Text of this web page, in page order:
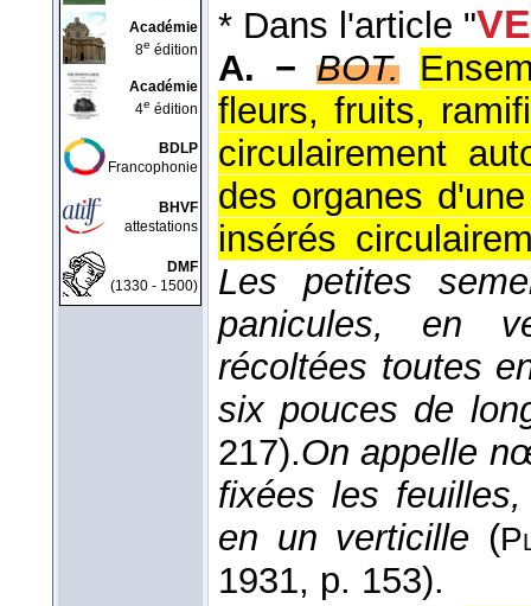
Académie
8e édition
Académie
4e édition
BDLP
Francophonie
BHVF
attestations
DMF
(1330 - 1500)
* Dans l'article "
A. − BOT.
fleurs, fruits,
circulairement
des organes
insérés
Les petites
panicules, en
récoltées toutes
six pouces de
217).On appelle
fixées les
en un verticille (
1931, p. 153).